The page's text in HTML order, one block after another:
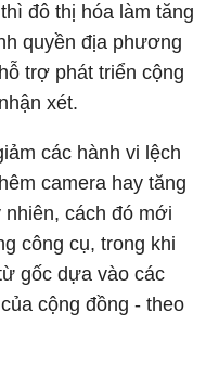
đô thị hóa làm tăng
quyền địa phương
trợ phát triển cộng
xét.
các hành vi lệch
camera hay tăng
cách đó mới
công cụ, trong khi
gốc dựa vào các
cộng đồng - theo